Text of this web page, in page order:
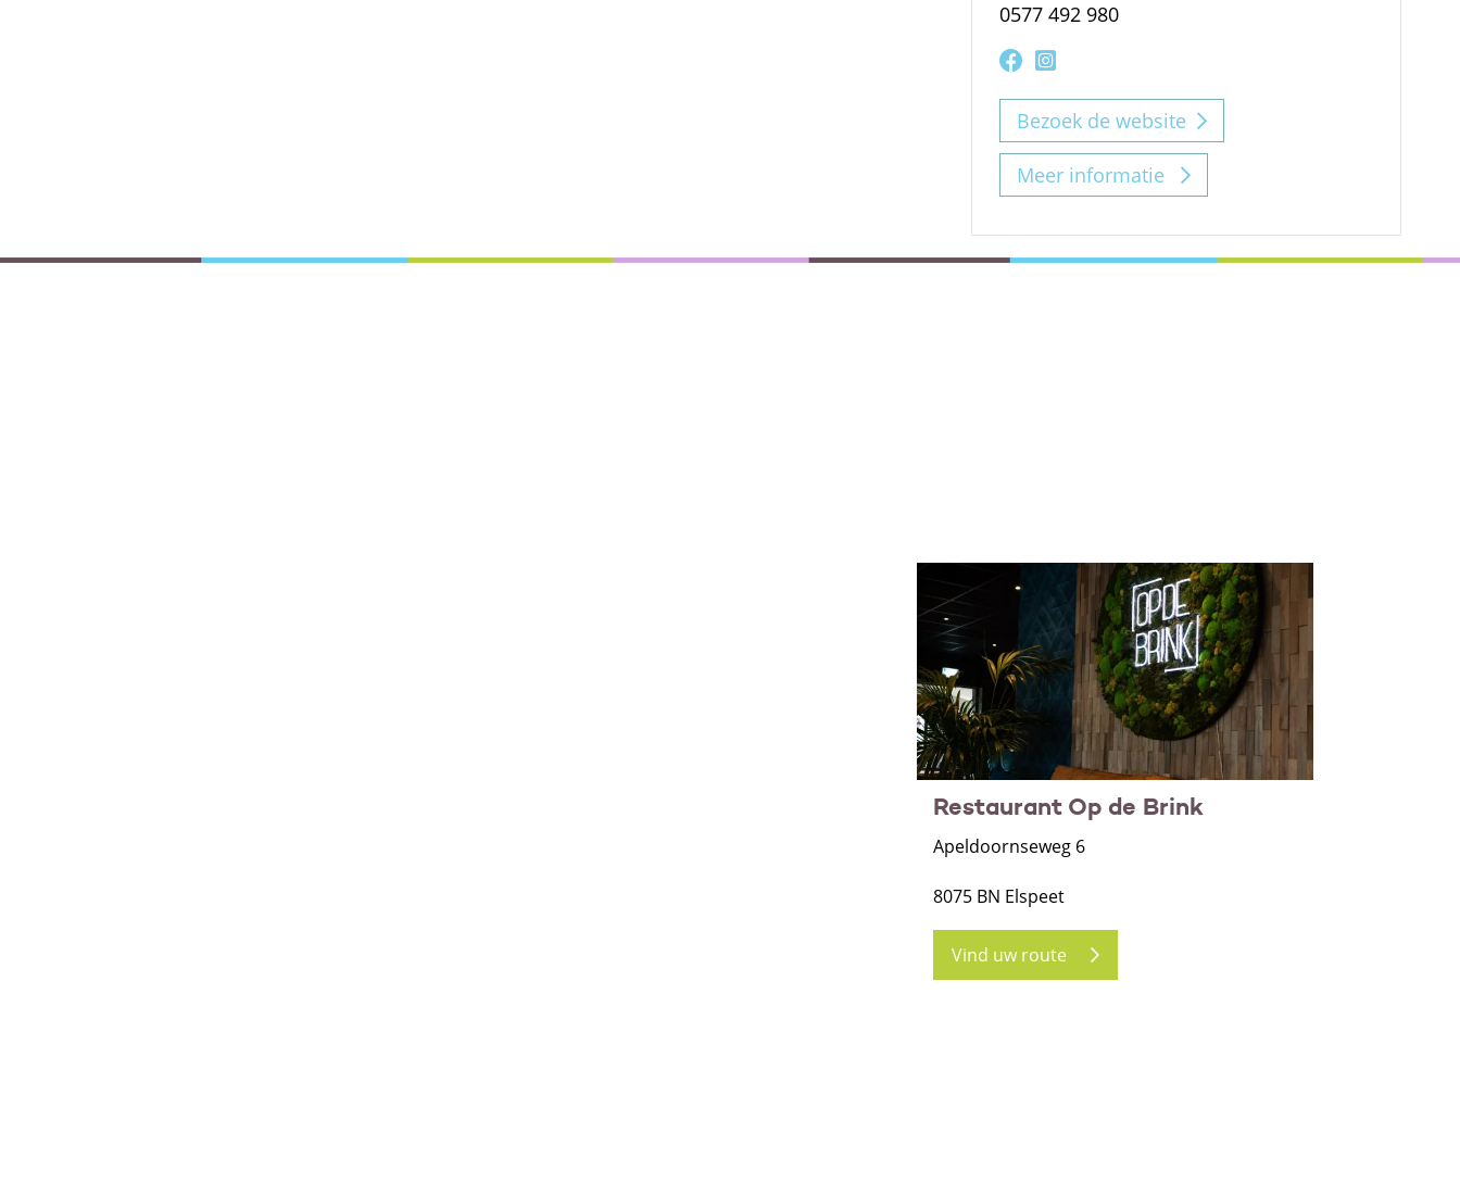
0577 492 980
Bezoek de website
Meer informatie
Restaurant Op de Brink
Apeldoornseweg 6
8075 BN Elspeet
Vind uw route